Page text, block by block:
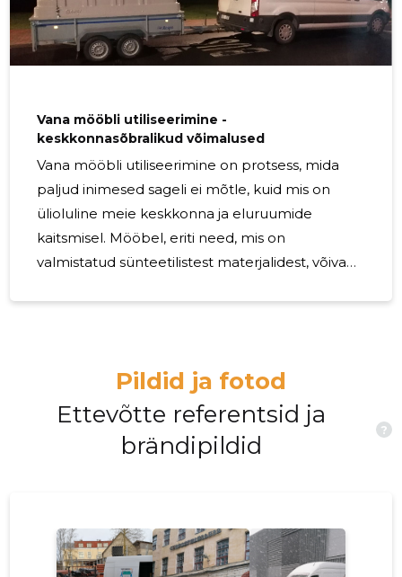
sealhulgas veokeid, laevu, lennukeid ja
Vana mööbli utiliseerimine -
keskkonnasõbralikud võimalused
Vana mööbli utiliseerimine on protsess, mida
paljud inimesed sageli ei mõtle, kuid mis on
ülioluline meie keskkonna ja eluruumide
kaitsmisel. Mööbel, eriti need, mis on
valmistatud sünteetilistest materjalidest, võivad
Keskkonnakaitse- paljud mööbliesemed
sisaldavad sünteetilisi ja potentsiaalselt
kahjulikke aineid, mis võivad saastada meie vett,
mulda ja õhku, kui need satuvad prügilatesse ja
Pildid ja fotod
Ettevõtte referentsid ja
brändipildid
?